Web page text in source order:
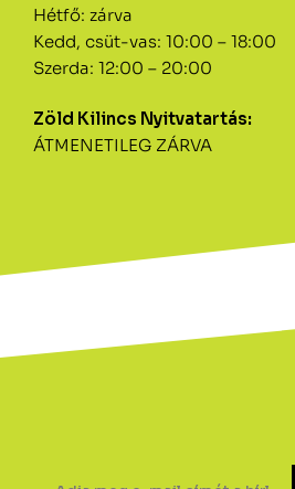
Hétfő: zárva
Kedd, csüt-vas: 10:00 – 18:00
Szerda: 12:00 – 20:00
Zöld Kilincs Nyitvatartás:
ÁTMENETILEG ZÁRVA